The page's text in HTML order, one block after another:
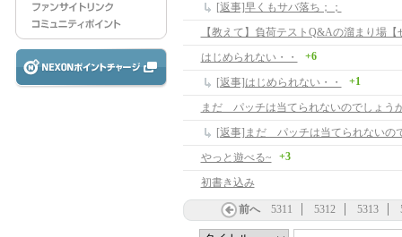
[返事]早くもサバ落ち；；
はじめられない・・ +6
[返事]はじめられない・・ +1
まだ パッチは当てられないのでしょう
[返事]まだ パッチは当てられないの
やっと遊べる~
+3
初書き込み
前へ 5311 5312 5313